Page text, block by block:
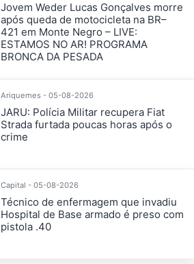
Jovem Weder Lucas Gonçalves morre
após queda de motocicleta na BR–
421 em Monte Negro – LIVE:
ESTAMOS NO AR! PROGRAMA
BRONCA DA PESADA
Ariquemes - 05-08-2026
JARU: Polícia Militar recupera Fiat
Strada furtada poucas horas após o
crime
Capital - 05-08-2026
Técnico de enfermagem que invadiu
Hospital de Base armado é preso com
pistola .40